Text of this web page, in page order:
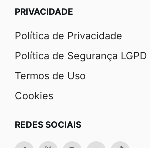
PRIVACIDADE
Política de Privacidade
Política de Segurança LGPD
Termos de Uso
Cookies
REDES SOCIAIS